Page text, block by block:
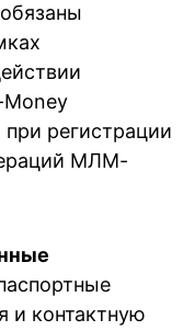
при регистрации
МЛМ-
и контактную